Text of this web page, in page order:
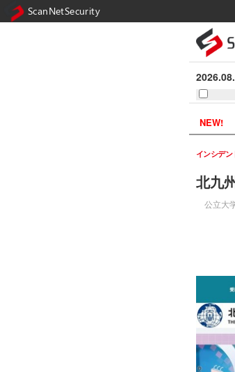
NEW!
北九
公立大
インシデン
ScanNetSecurity